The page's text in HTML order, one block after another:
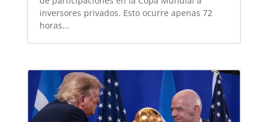
inversores privados. Esto ocurre apenas 72
horas...